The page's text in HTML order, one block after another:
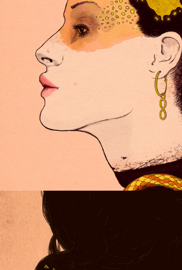
TRANSMUTATION SERIES N°1